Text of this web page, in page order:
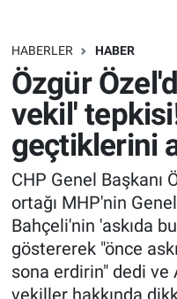
HABERLER HABER
Özgür
vekil'
geçtiklerini
CHP Genel Başkanı
ortağı MHP'nin
Bahçeli'nin 'askıda
göstererek "önce
sona erdirin" dedi
Bilim turu
Bilim ve Teknoloji
Doğa Konuşuyor
Dünya
Ege Saati
Ege'den Esintiler
Dünya
Teknoloji
Sağlık
Spor
Yayın Akışı
İletişim
Trafik Durumu
Süper Lig Puan
Tüm Manşetler
Son Dakika
Haber Arşivi